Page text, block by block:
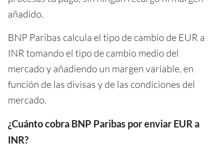
añadido.
BNP Paribas calcula el tipo de cambio de EUR a
INR tomando el tipo de cambio medio del
mercado y añadiendo un margen variable, en
función de las divisas y de las condiciones del
mercado.
¿Cuánto cobra BNP Paribas por enviar EUR a
INR?